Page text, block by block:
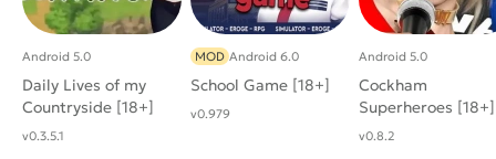
Daily Lives of my
Countryside [18+]
Android 5.0
v0.3.5.1
School Game [18+]
MOD Android 6.0
v0.979
Cockham
Superheroes [18+]
Android 5.0
v0.8.2